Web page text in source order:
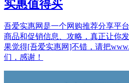
实惠值得买
吾爱实惠网是一个网购推荐分享平
商品和促销信息、攻略，真正让你
果觉得[吾爱实惠网]不错，请把
们，感谢！